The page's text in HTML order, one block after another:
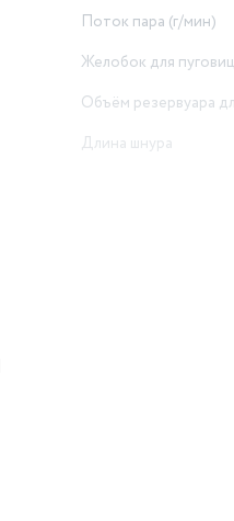
Поток пара (г/мин)
Желобок для пуговиц
Объём резервуара
Длина шнура